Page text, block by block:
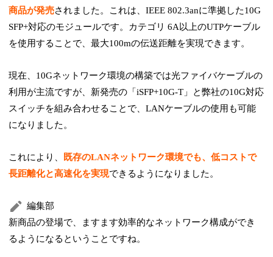
商品が発売されました。これは、IEEE 802.3anに準拠した10G
SFP+対応のモジュールです。カテゴリ 6A以上のUTPケーブル
を使用することで、最大100mの伝送距離を実現できます。
現在、10Gネットワーク環境の構築では光ファイバケーブルの
利用が主流ですが、新発売の「iSFP+10G-T」と弊社の10G対応
スイッチを組み合わせることで、LANケーブルの使用も可能
になりました。
これにより、
既存のLANネットワーク環境でも、低コストで
長距離化と高速化を実現できるようになりました。
編集部
新商品の登場で、ますます効率的なネットワーク構成ができ
るようになるということですね。